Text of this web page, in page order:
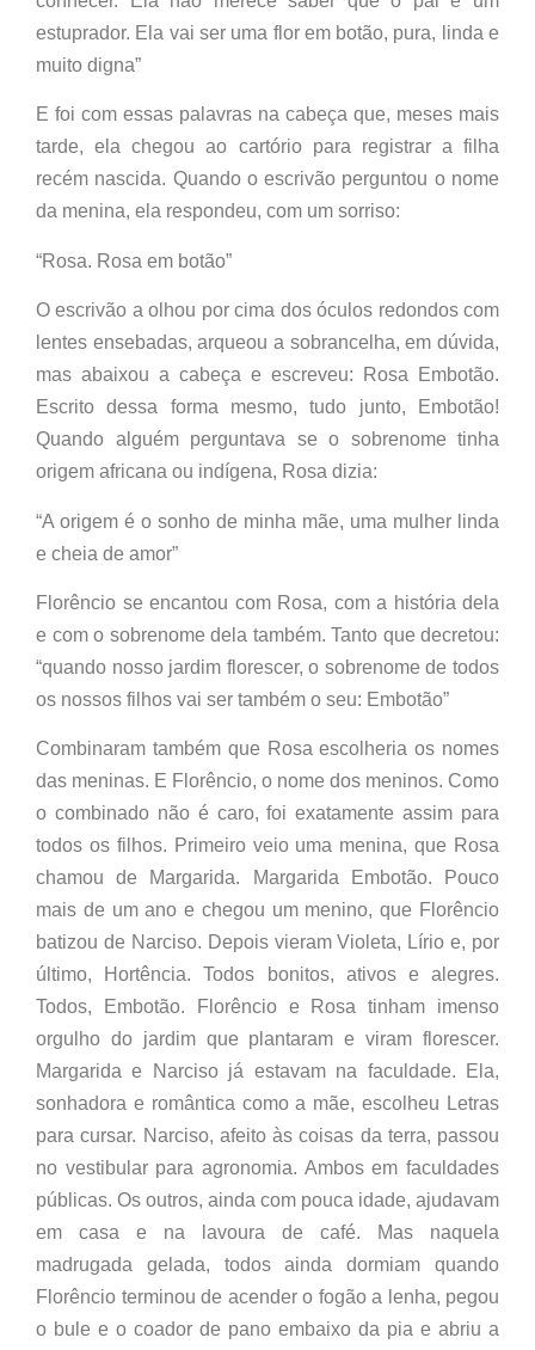
estuprador. Ela vai ser uma flor em botão, pura, linda e
muito digna”
E foi com essas palavras na cabeça que, meses mais
tarde, ela chegou ao cartório para registrar a filha
recém nascida. Quando o escrivão perguntou o nome
da menina, ela respondeu, com um sorriso:
“Rosa. Rosa em botão”
O escrivão a olhou por cima dos óculos redondos com
lentes ensebadas, arqueou a sobrancelha, em dúvida,
mas abaixou a cabeça e escreveu: Rosa Embotão.
Escrito dessa forma mesmo, tudo junto, Embotão!
Quando alguém perguntava se o sobrenome tinha
origem africana ou indígena, Rosa dizia:
“A origem é o sonho de minha mãe, uma mulher linda
e cheia de amor”
Florêncio se encantou com Rosa, com a história dela
e com o sobrenome dela também. Tanto que decretou:
“quando nosso jardim florescer, o sobrenome de todos
os nossos filhos vai ser também o seu: Embotão”
Combinaram também que Rosa escolheria os nomes
das meninas. E Florêncio, o nome dos meninos. Como
o combinado não é caro, foi exatamente assim para
todos os filhos. Primeiro veio uma menina, que Rosa
chamou de Margarida. Margarida Embotão. Pouco
mais de um ano e chegou um menino, que Florêncio
batizou de Narciso. Depois vieram Violeta, Lírio e, por
último, Hortência. Todos bonitos, ativos e alegres.
Todos, Embotão. Florêncio e Rosa tinham imenso
orgulho do jardim que plantaram e viram florescer.
Margarida e Narciso já estavam na faculdade. Ela,
sonhadora e romântica como a mãe, escolheu Letras
para cursar. Narciso, afeito às coisas da terra, passou
no vestibular para agronomia. Ambos em faculdades
públicas. Os outros, ainda com pouca idade, ajudavam
em casa e na lavoura de café. Mas naquela
madrugada gelada, todos ainda dormiam quando
Florêncio terminou de acender o fogão a lenha, pegou
o bule e o coador de pano embaixo da pia e abriu a